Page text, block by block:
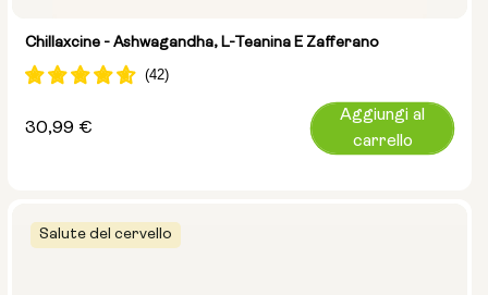
Chillaxcine - Ashwagandha, L-Teanina E Zafferano
Prezzo
30,99 €
Aggiungi al
carrello
Salute del cervello